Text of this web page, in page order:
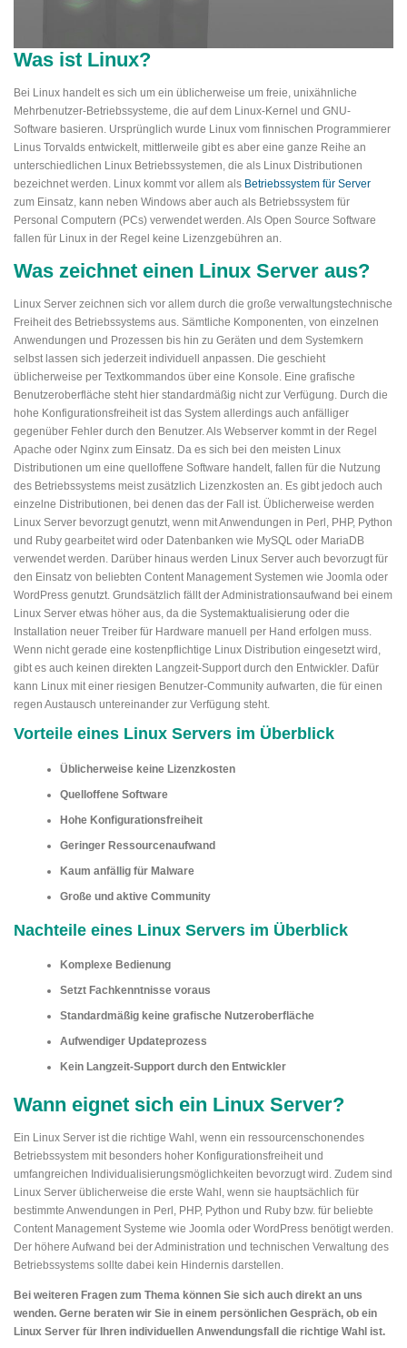
Was ist Linux?
Bei Linux handelt es sich um ein üblicherweise um freie, unixähnliche
Mehrbenutzer-Betriebssysteme, die auf dem Linux-Kernel und GNU-
Software basieren. Ursprünglich wurde Linux vom finnischen Programmierer
Linus Torvalds entwickelt, mittlerweile gibt es aber eine ganze Reihe an
unterschiedlichen Linux Betriebssystemen, die als Linux Distributionen
bezeichnet werden. Linux kommt vor allem als Betriebssystem für Server
zum Einsatz, kann neben Windows aber auch als Betriebssystem für
Personal Computern (PCs) verwendet werden. Als Open Source Software
fallen für Linux in der Regel keine Lizenzgebühren an.
Was zeichnet einen Linux Server aus?
Linux Server zeichnen sich vor allem durch die große verwaltungstechnische
Freiheit des Betriebssystems aus. Sämtliche Komponenten, von einzelnen
Anwendungen und Prozessen bis hin zu Geräten und dem Systemkern
selbst lassen sich jederzeit individuell anpassen. Die geschieht
üblicherweise per Textkommandos über eine Konsole. Eine grafische
Benutzeroberfläche steht hier standardmäßig nicht zur Verfügung. Durch die
hohe Konfigurationsfreiheit ist das System allerdings auch anfälliger
gegenüber Fehler durch den Benutzer. Als Webserver kommt in der Regel
Apache oder Nginx zum Einsatz. Da es sich bei den meisten Linux
Distributionen um eine quelloffene Software handelt, fallen für die Nutzung
des Betriebssystems meist zusätzlich Lizenzkosten an. Es gibt jedoch auch
einzelne Distributionen, bei denen das der Fall ist. Üblicherweise werden
Linux Server bevorzugt genutzt, wenn mit Anwendungen in Perl, PHP, Python
und Ruby gearbeitet wird oder Datenbanken wie MySQL oder MariaDB
verwendet werden. Darüber hinaus werden Linux Server auch bevorzugt für
den Einsatz von beliebten Content Management Systemen wie Joomla oder
WordPress genutzt. Grundsätzlich fällt der Administrationsaufwand bei einem
Linux Server etwas höher aus, da die Systemaktualisierung oder die
Installation neuer Treiber für Hardware manuell per Hand erfolgen muss.
Wenn nicht gerade eine kostenpflichtige Linux Distribution eingesetzt wird,
gibt es auch keinen direkten Langzeit-Support durch den Entwickler. Dafür
kann Linux mit einer riesigen Benutzer-Community aufwarten, die für einen
regen Austausch untereinander zur Verfügung steht.
Vorteile eines Linux Servers im Überblick
Üblicherweise keine Lizenzkosten
Quelloffene Software
Hohe Konfigurationsfreiheit
Geringer Ressourcenaufwand
Kaum anfällig für Malware
Große und aktive Community
Nachteile eines Linux Servers im Überblick
Komplexe Bedienung
Setzt Fachkenntnisse voraus
Standardmäßig keine grafische Nutzeroberfläche
Aufwendiger Updateprozess
Kein Langzeit-Support durch den Entwickler
Wann eignet sich ein Linux Server?
Ein Linux Server ist die richtige Wahl, wenn ein ressourcenschonendes
Betriebssystem mit besonders hoher Konfigurationsfreiheit und
umfangreichen Individualisierungsmöglichkeiten bevorzugt wird. Zudem sind
Linux Server üblicherweise die erste Wahl, wenn sie hauptsächlich für
bestimmte Anwendungen in Perl, PHP, Python und Ruby bzw. für beliebte
Content Management Systeme wie Joomla oder WordPress benötigt werden.
Der höhere Aufwand bei der Administration und technischen Verwaltung des
Betriebssystems sollte dabei kein Hindernis darstellen.
Bei weiteren Fragen zum Thema können Sie sich auch direkt an uns
wenden. Gerne beraten wir Sie in einem persönlichen Gespräch, ob ein
Linux Server für Ihren individuellen Anwendungsfall die richtige Wahl ist.